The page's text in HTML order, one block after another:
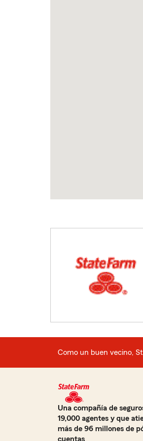
Como un buen vecino,
Una compañía de
19,000 agentes y que
más de 96 millones de
cuentas